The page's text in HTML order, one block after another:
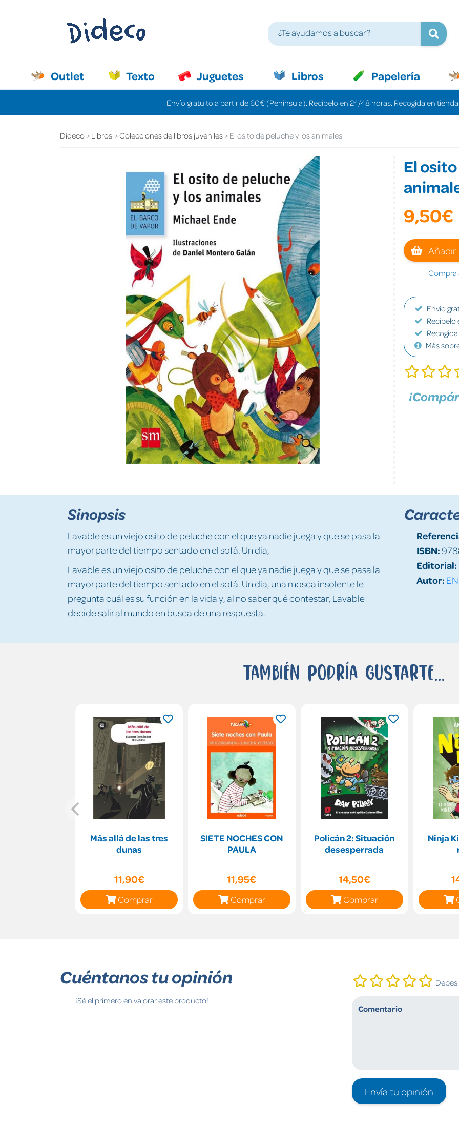
Outlet Texto Juguetes Libros Papelería
Envío gratuito a partir de 60€ (Península). Recíbelo en 24/48 horas. Recogida en
Dideco Libros Colecciones de libros juveniles El osito de peluche y los animales
El
9,50€
Añadir
Compra
Envío
Recíbelo
Más
Sinopsis
Lavable es un viejo osito de peluche con el que ya nadie juega y que se pasa la
mayor parte del tiempo sentado en el sofá. Un día,
Lavable es un viejo osito de peluche con el que ya nadie juega y que se pasa la
mayor parte del tiempo sentado en el sofá. Un día, una mosca insolente le
pregunta cuál es su función en la vida y, al no saber qué contestar, Lavable
decide salir al mundo en busca de una respuesta.
ISBN:
Editorial:
Autor:
También podría gustarte...
Más allá de las tres
dunas
11,90€
Comprar
SIETE NOCHES CON
PAULA
11,95€
Comprar
Policán 2: Situación
desesperrada
14,50€
Comprar
Ninja
Cuéntanos tu opinión
¡Sé el primero en valorar este producto!
Envía tu opinión